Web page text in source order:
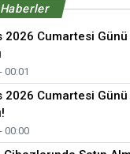
2026 Cumartesi
00:01
2026 Cumartesi
00:00